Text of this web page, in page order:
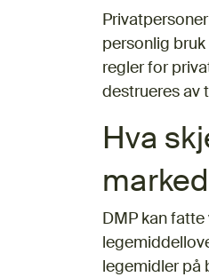
personlig bruk
regler for
destrueres av
Hva
DMP kan
legemidler på